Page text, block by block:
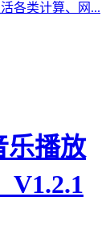
各类计算、网...
乐播放
V1.2.1